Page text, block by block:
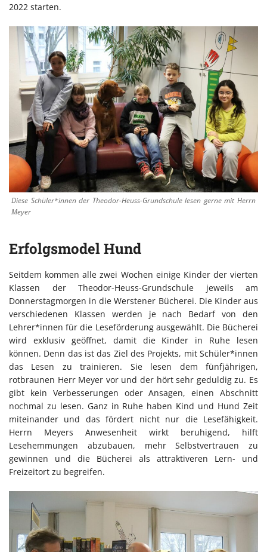
2022 starten.
Diese Schüler*innen der Theodor-Heuss-Grundschule lesen gerne mit Herrn
Meyer
Erfolgsmodel Hund
Seitdem kommen alle zwei Wochen einige Kinder der vierten
Klassen der Theodor-Heuss-Grundschule jeweils am
Donnerstagmorgen in die Werstener Bücherei. Die Kinder aus
verschiedenen Klassen werden je nach Bedarf von den
Lehrer*innen für die Leseförderung ausgewählt. Die Bücherei
wird exklusiv geöffnet, damit die Kinder in Ruhe lesen
können. Denn das ist das Ziel des Projekts, mit Schüler*innen
das Lesen zu trainieren. Sie lesen dem fünfjährigen,
rotbraunen Herr Meyer vor und der hört sehr geduldig zu. Es
gibt kein Verbesserungen oder Ansagen, einen Abschnitt
nochmal zu lesen. Ganz in Ruhe haben Kind und Hund Zeit
miteinander und das fördert nicht nur die Lesefähigkeit.
Herrn Meyers Anwesenheit wirkt beruhigend, hilft
Lesehemmungen abzubauen, mehr Selbstvertrauen zu
gewinnen und die Bücherei als attraktiveren Lern- und
Freizeitort zu begreifen.